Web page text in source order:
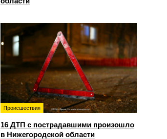
Происшествия
16 ДТП с пострадавшими произошло
в Нижегородской области